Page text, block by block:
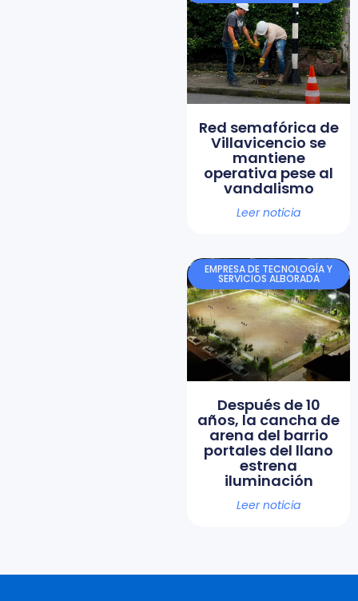
Red semafórica de
Villavicencio se
mantiene
operativa pese al
vandalismo
Leer noticia
EMPRESA DE TECNOLOGÍA Y
SERVICIOS ALBORADA
Después de 10
años, la cancha de
arena del barrio
portales del llano
estrena
iluminación
Leer noticia